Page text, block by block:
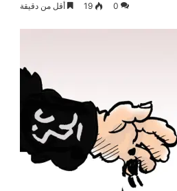
0
19 أقل من دقيقة